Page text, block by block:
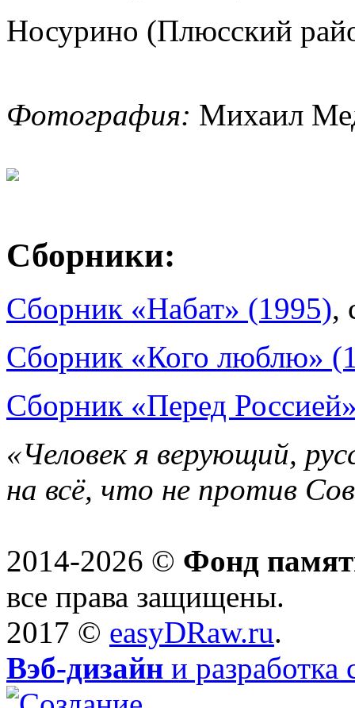
Носурино (Плюсский
Фотография: Михаил
Сборники:
Сборник «Набат» (1995),
Сборник «Кого люблю»
Сборник «Перед
«Человек я верующий,
на всё, что не против
2014-2026 © Фонд
все права защищены.
2017 © easyDRaw.ru.
Вэб-дизайн и разработка